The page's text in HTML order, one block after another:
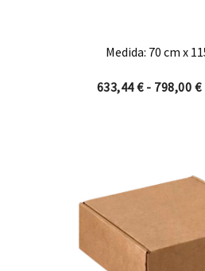
Medida: 70 cm x
633,44€ - 798,00 €